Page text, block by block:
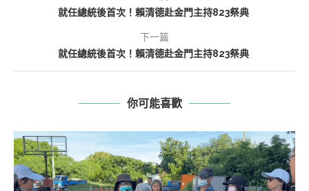
就任總統後首次！賴清德赴金門主持823祭典
下一篇
就任總統後首次！賴清德赴金門主持823祭典
你可能喜歡